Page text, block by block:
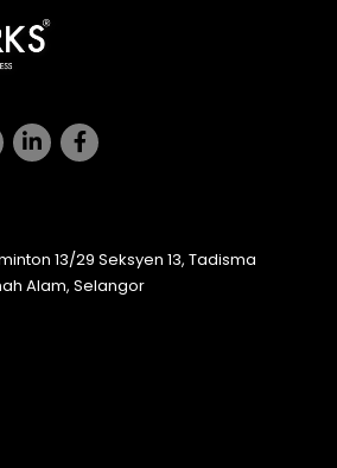
13/29 Seksyen 13, Tadisma
Alam, Selangor